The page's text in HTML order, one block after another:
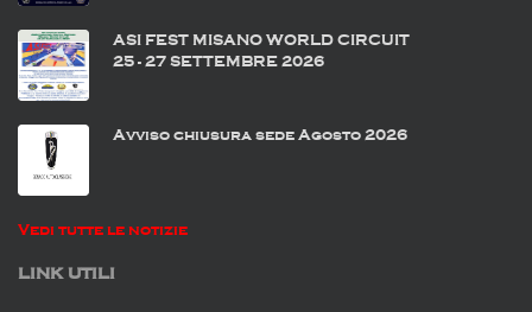
ASI FEST MISANO WORLD CIRCUIT
25 - 27 SETTEMBRE 2026
Avviso chiusura sede Agosto 2026
Vedi tutte le notizie
LINK UTILI